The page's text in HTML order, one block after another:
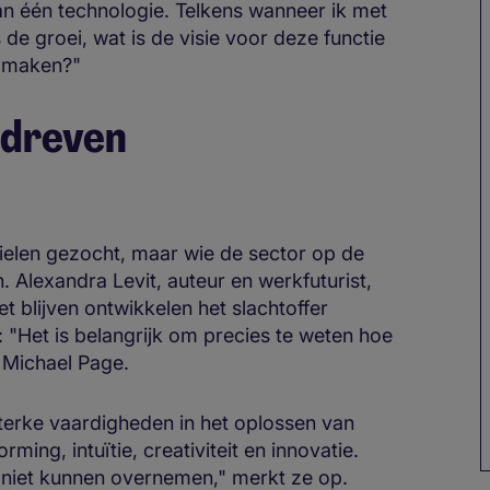
één technologie. Telkens wanneer ik met
groei, wat is de visie voor deze functie
gezocht, maar wie de sector op de
Alexandra Levit, auteur en werkfuturist,
blijven ontwikkelen het slachtoffer
is belangrijk om precies te weten hoe
Page.
vaardigheden in het oplossen van
intuïtie, creativiteit en innovatie.
kunnen overnemen," merkt ze op.